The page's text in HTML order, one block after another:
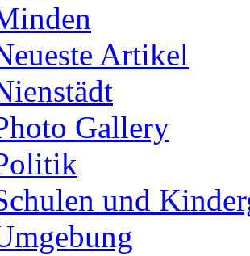
Artikel
Gallery
und